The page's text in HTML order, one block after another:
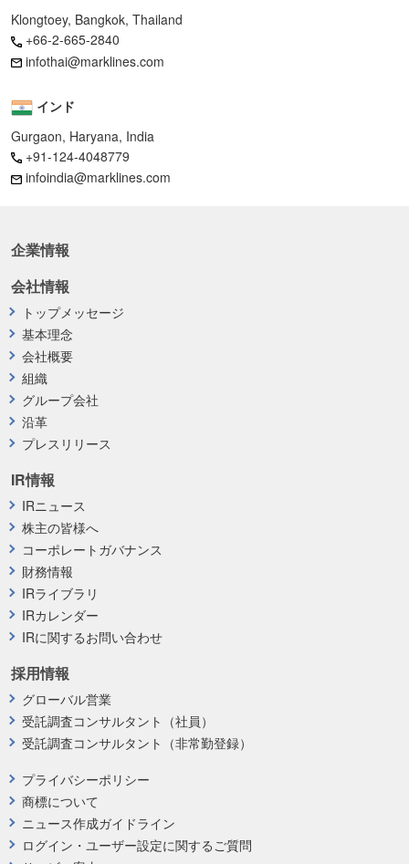
Klongtoey, Bangkok, Thailand
+66-2-665-2840
infothai@marklines.com
インド
Gurgaon, Haryana, India
+91-124-4048779
infoindia@marklines.com
企業情報
プライバシーポリシー
商標について
ニュース作成ガイドライン
ログイン・ユーザー設定に関するご質問
採用情報
グローバル営業
受託調査コンサルタント（社員）
受託調査コンサルタント（非常勤登録）
会社情報
トップメッセージ
基本理念
会社概要
組織
グループ会社
沿革
プレスリリース
IR情報
IRニュース
株主の皆様へ
コーポレートガバナンス
財務情報
IRライブラリ
IRカレンダー
IRに関するお問い合わせ